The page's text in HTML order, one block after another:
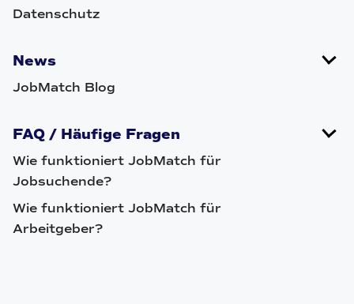
Datenschutz
News
JobMatch Blog
FAQ / Häufige Fragen
Wie funktioniert JobMatch für
Jobsuchende?
Wie funktioniert JobMatch für
Arbeitgeber?